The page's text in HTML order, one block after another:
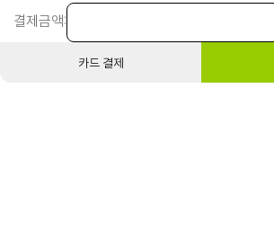
결제금액:
카드 결제